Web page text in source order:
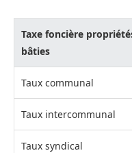
Taxe foncière
bâties
Taux communal
Taux intercommunal
Taux syndical